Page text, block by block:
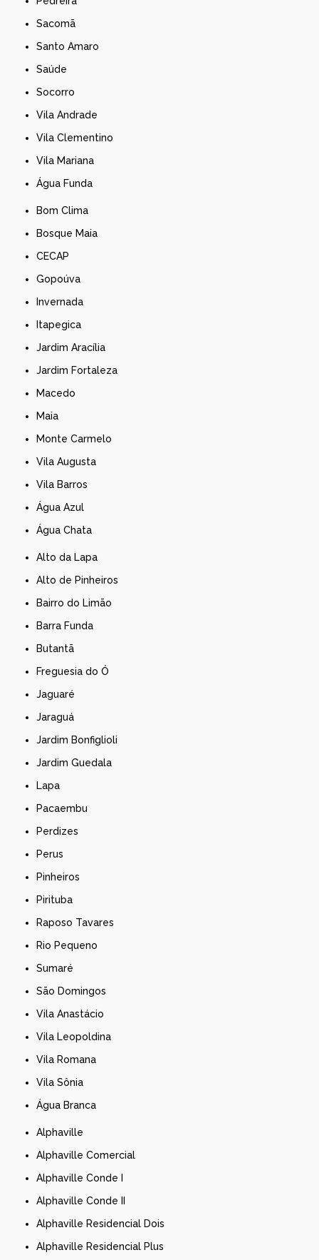
Sacomã
Santo Amaro
Saúde
Socorro
Vila Andrade
Vila Clementino
Vila Mariana
Água Funda
Bom Clima
Bosque Maia
CECAP
Gopoúva
Invernada
Itapegica
Jardim Aracília
Jardim Fortaleza
Macedo
Maia
Monte Carmelo
Vila Augusta
Vila Barros
Água Azul
Água Chata
Alto da Lapa
Alto de Pinheiros
Bairro do Limão
Barra Funda
Butantã
Freguesia do Ó
Jaguaré
Jaraguá
Jardim Bonfiglioli
Jardim Guedala
Lapa
Pacaembu
Perdizes
Perus
Pinheiros
Pirituba
Raposo Tavares
Rio Pequeno
Sumaré
São Domingos
Vila Anastácio
Vila Leopoldina
Vila Romana
Vila Sônia
Água Branca
Alphaville
Alphaville Comercial
Alphaville Conde I
Alphaville Conde II
Alphaville Residencial Dois
Alphaville Residencial Plus